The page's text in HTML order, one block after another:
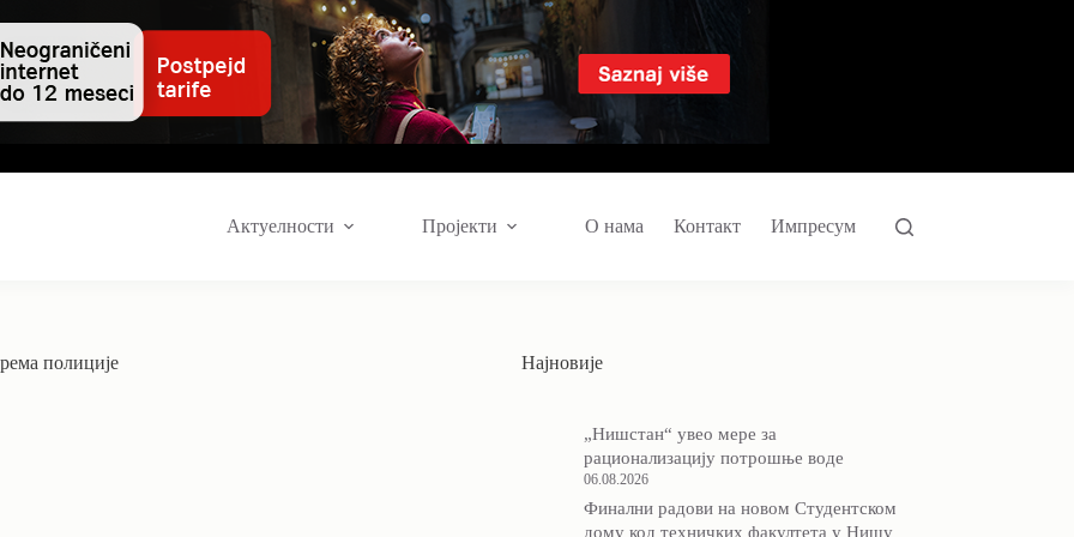
Актуелности Пројекти О нама Контакт Импресум
полиције Најновије
„Нишстан“ увео мере за
рационализацију потрошње воде
06.08.2026
Финални радови на новом Студентском
дому код техничких факултета у Нишу